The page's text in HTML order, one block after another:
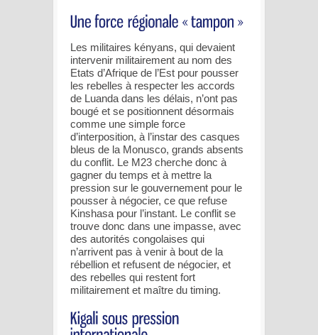
Les militaires kényans, qui devaient
intervenir militairement au nom des
Etats d’Afrique de l’Est pour pousser
les rebelles à respecter les accords
de Luanda dans les délais, n’ont pas
bougé et se positionnent désormais
comme une simple force
d’interposition, à l’instar des casques
bleus de la Monusco, grands absents
du conflit. Le M23 cherche donc à
gagner du temps et à mettre la
pression sur le gouvernement pour le
pousser à négocier, ce que refuse
Kinshasa pour l’instant. Le conflit se
trouve donc dans une impasse, avec
des autorités congolaises qui
n’arrivent pas à venir à bout de la
rébellion et refusent de négocier, et
des rebelles qui restent fort
militairement et maître du timing.